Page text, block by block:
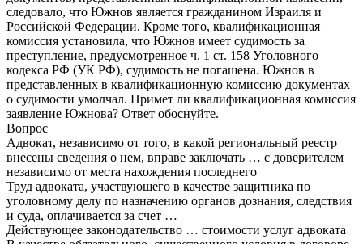
следовало, что Южнов является гражданином Израиля и
Российской Федерации. Кроме того, квалификационная
комиссия установила, что Южнов имеет судимость за
преступление, предусмотренное ч. 1 ст. 158 Уголовного
кодекса РФ (УК РФ), судимость не погашена. Южнов в
представленных в квалификационную комиссию документах
о судимости умолчал. Примет ли квалификационная комиссия
заявление Южнова? Ответ обоснуйте.
Вопрос
Адвокат, независимо от того, в какой региональный реестр
внесены сведения о нем, вправе заключать … с доверителем
независимо от места нахождения последнего
Труд адвоката, участвующего в качестве защитника по
уголовному делу по назначению органов дознания, следствия
и суда, оплачивается за счет …
Действующее законодательство … стоимости услуг адвоката